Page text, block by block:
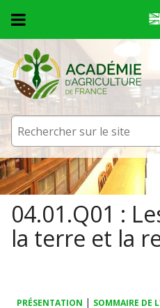
L'académie
Activités
Membres
Prix et médailles
Publications
Fonds documentaire
Contact et venue
Accueil
L'académie
Activités
Membres
Prix et médailles
Publications
Fonds documentaire
Vous êtes ici
04.01.Q01 :
la terre et la
PRÉSENTATION | SOMMAIRE DE